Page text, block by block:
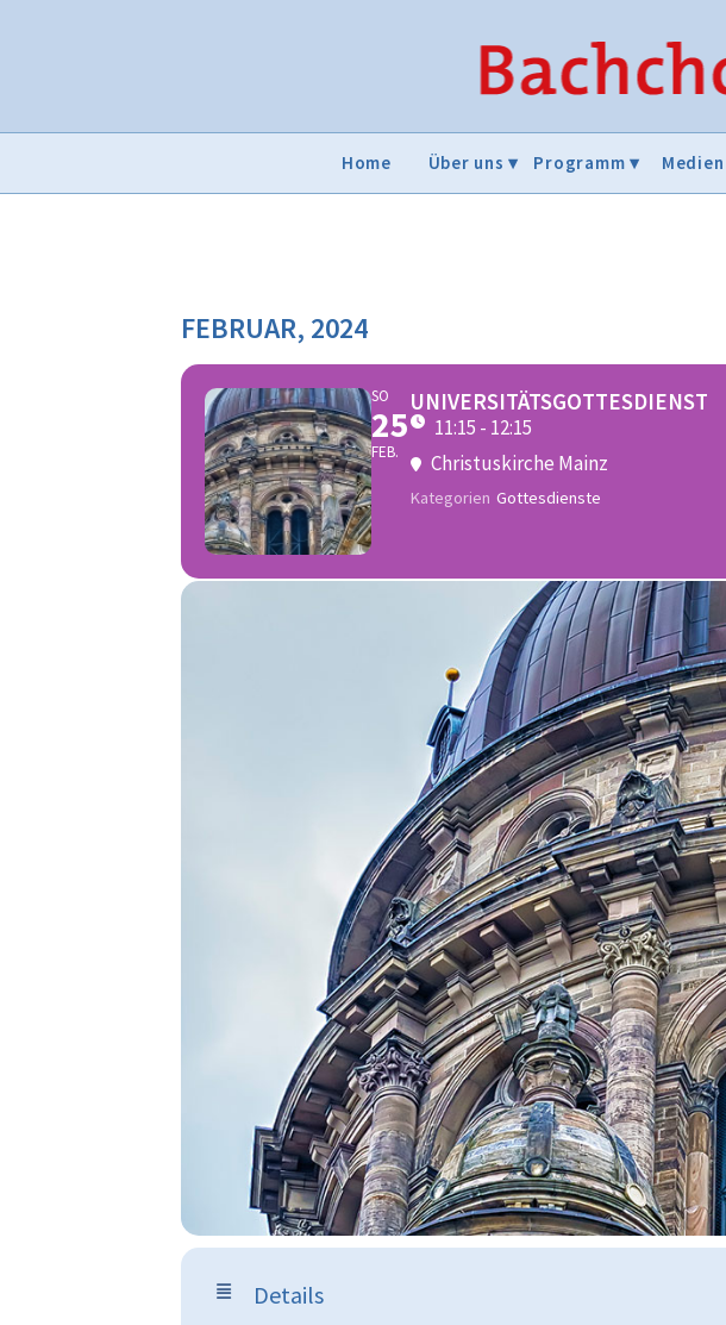
Home Über uns Programm Medien
FEBRUAR, 2024
SO
25
FEB.
UNIVERSITÄTSGOTTESDIENST
11:15 - 12:15
Christuskirche Mainz
Kategorien Gottesdienste
Details